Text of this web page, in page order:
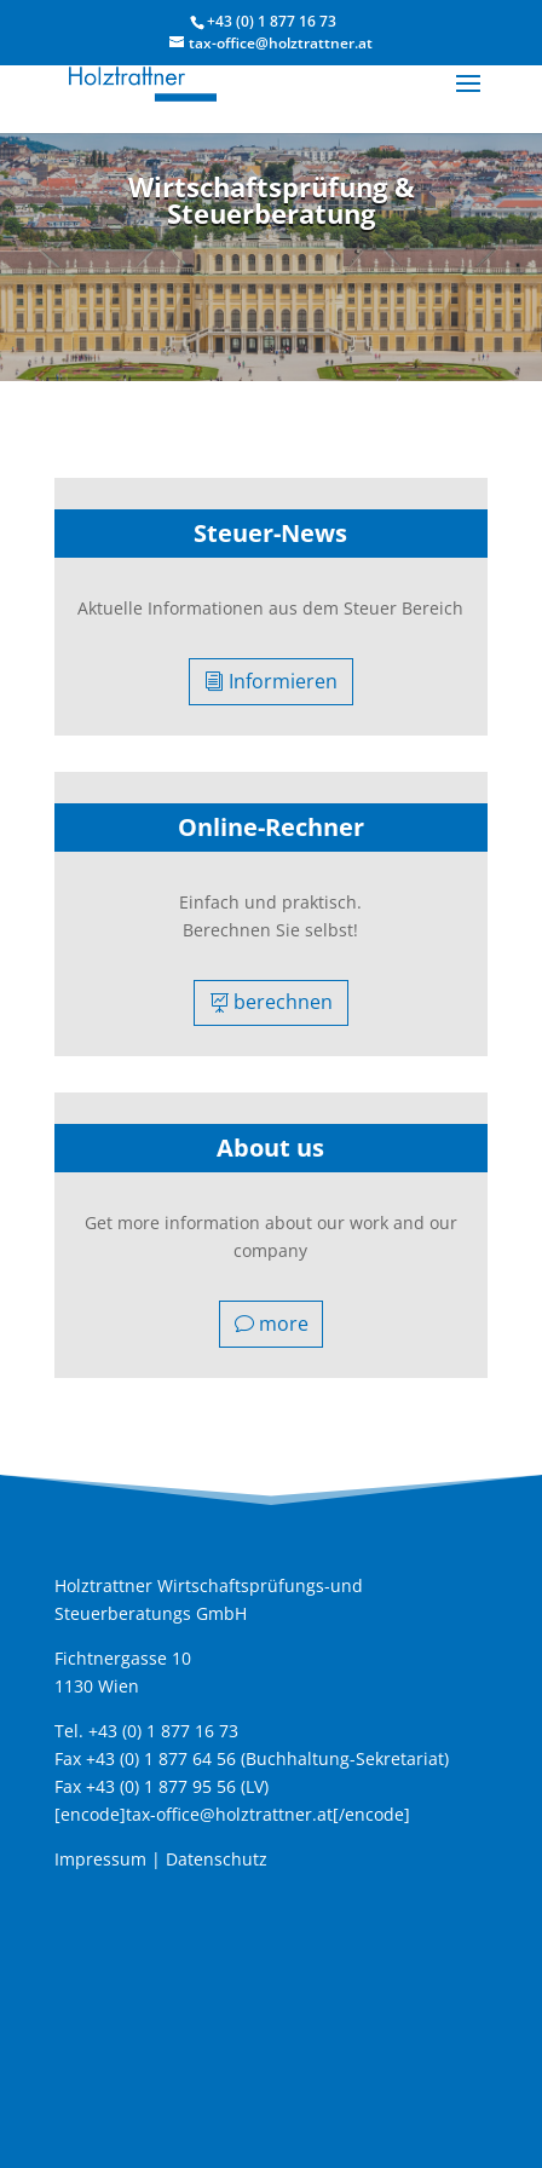
+43 (0) 1 877 16 73
tax-office@holztrattner.at
Wirtschaftsprüfung &
Steuerberatung
Steuer-News
Aktuelle Informationen aus dem Steuer Bereich
Informieren
Online-Rechner
Einfach und praktisch.
Berechnen Sie selbst!
berechnen
About us
Get more information about our work and our
company
more
Holztrattner Wirtschaftsprüfungs-und
Steuerberatungs GmbH
Fichtnergasse 10
1130 Wien
Tel. +43 (0) 1 877 16 73
Fax +43 (0) 1 877 64 56 (Buchhaltung-Sekretariat)
Fax +43 (0) 1 877 95 56 (LV)
[encode]tax-office@holztrattner.at[/encode]
Impressum | Datenschutz